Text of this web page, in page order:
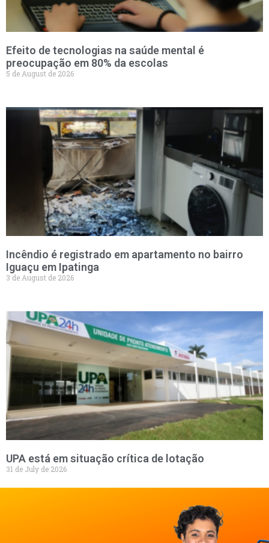
Efeito de tecnologias na saúde mental é
preocupação em 80% da escolas
5 de August de 2026
Incêndio é registrado em apartamento no bairro
Iguaçu em Ipatinga
3 de August de 2026
UPA está em situação crítica de lotação
31 de July de 2026